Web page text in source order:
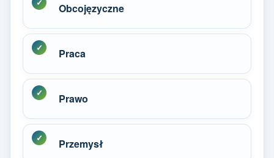
Obcojęzyczne
Praca
Prawo
Przemysł